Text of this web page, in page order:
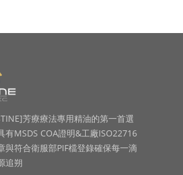
芳療療法專用精油的第一首選
有MSDS COA證明&工廠ISO22716
與符合衛服部PIF檔登錄確保每一滴
追朔